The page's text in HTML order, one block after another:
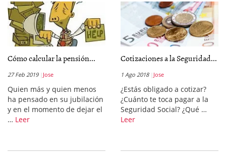
Cómo calcular la pensión...
27 Feb 2019 Jose
Quien más y quien menos
ha pensado en su jubilación
y en el momento de dejar el
… Leer
Cotizaciones a la Seguridad...
1 Ago 2018 Jose
¿Estás obligado a cotizar?
¿Cuánto te toca pagar a la
Seguridad Social? ¿Qué …
Leer